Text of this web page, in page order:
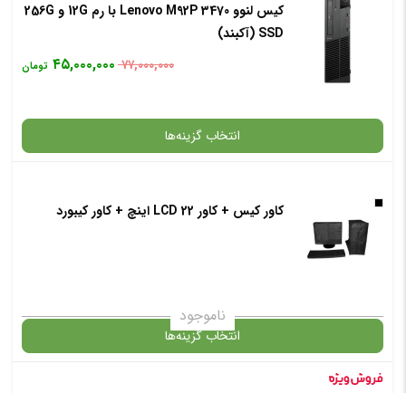
✧ چت با پشتیبان واتس آپ
گارانتی
✧ چت با پشتیبان واتس آپ
کیس لنوو Lenovo M92P 3470 با رم 12G و 256G
SSD (آکبند)
۷۷,۰۰۰,۰۰۰ ۴۵,۰۰۰,۰۰۰ تومان
انتخاب گزینه‌ها
گارانتی
✧ چت با پشتیبان واتس آپ
کاور کیس + کاور LCD 22 اینچ + کاور کیبورد
ناموجود
انتخاب گزینه‌ها